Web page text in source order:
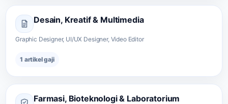
Desain, Kreatif & Multimedia
Graphic Designer, UI/UX Designer, Video Editor
1 artikel gaji
Farmasi, Bioteknologi & Laboratorium